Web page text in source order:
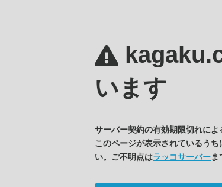
います
サーバー契約の有効期限切れによ
このページが表示されているう
い。ご不明点はラッコサーバーま